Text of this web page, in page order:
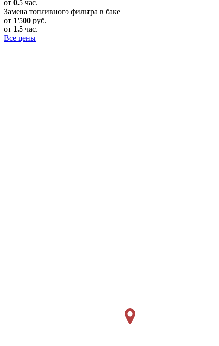
от 0.5 час.
Замена топливного фильтра в баке
от 1'500 руб.
от 1.5 час.
Все цены